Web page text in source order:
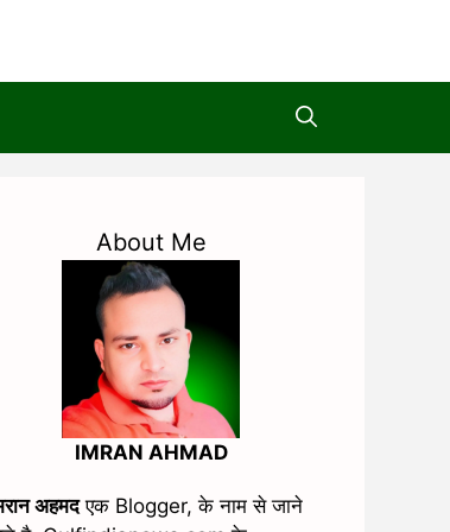
About Me
IMRAN AHMAD
अहमदएक Blogger, के नाम से जाने